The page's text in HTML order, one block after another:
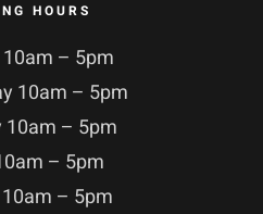
HOURS
– 5pm
10am – 5pm
10am – 5pm
– 5pm
– 5pm